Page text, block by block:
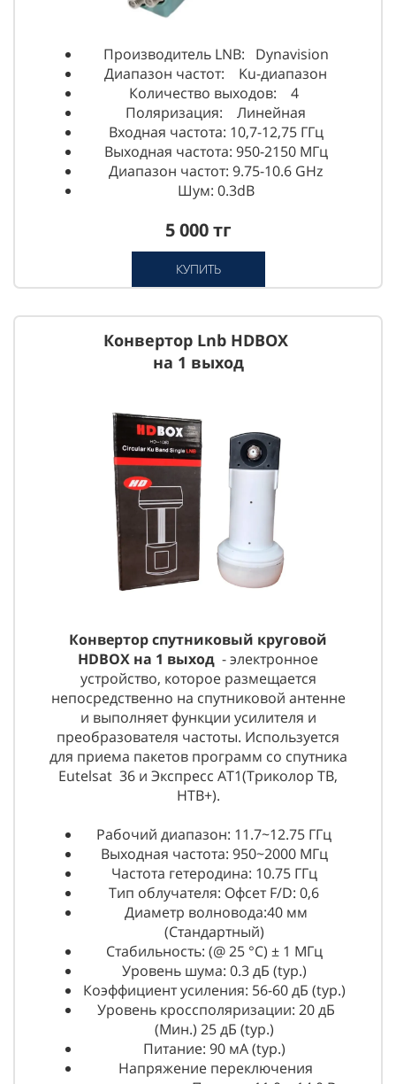
Производитель LNB: Dynavision
Диапазон частот: Ku-диапазон
Количество выходов: 4
Поляризация: Линейная
Входная частота: 10,7-12,75 ГГц
Выходная частота: 950-2150 МГц
Диапазон частот: 9.75-10.6 GHz
Шум: 0.3dB
5 000 тг
КУПИТЬ
Конвертор Lnb HDBOX
на 1 выход
Конвертор спутниковый круговой
HDBOX на 1 выход - электронное
устройство, которое размещается
непосредственно на спутниковой антенне
и выполняет функции усилителя и
преобразователя частоты. Используется
для приема пакетов программ со спутника
Eutelsat 36 и Экспресс АТ1(Триколор ТВ,
НТВ+).
Рабочий диапазон: 11.7~12.75 ГГц
Выходная частота: 950~2000 МГц
Частота гетеродина: 10.75 ГГц
Тип облучателя: Офсет F/D: 0,6
Диаметр волновода:40 мм
(Стандартный)
Стабильность: (@ 25 °C) ± 1 МГц
Уровень шума: 0.3 дБ (typ.)
Коэффициент усиления: 56-60 дБ (typ.)
Уровень кроссполяризации: 20 дБ
(Mин.) 25 дБ (typ.)
Питание: 90 мA (typ.)
Напряжение переключения